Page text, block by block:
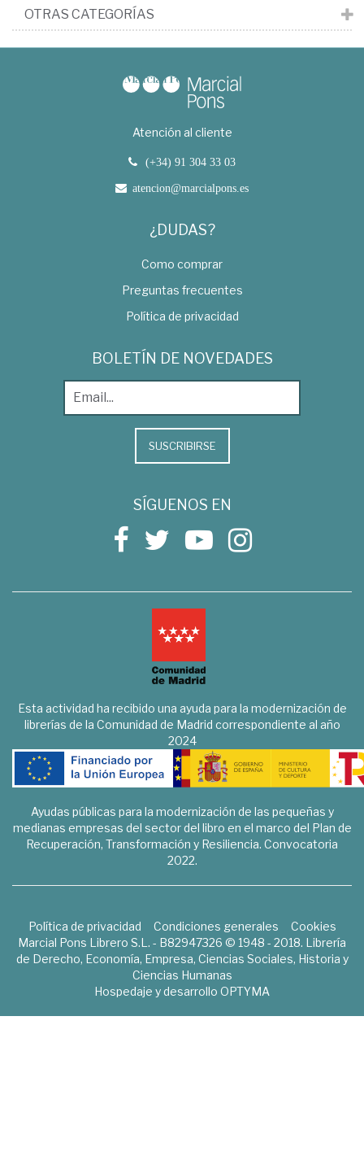
OTRAS CATEGORÍAS
Atención al cliente
(+34) 91 304 33 03
atencion@marcialpons.es
¿DUDAS?
Como comprar
Preguntas frecuentes
Política de privacidad
BOLETÍN DE NOVEDADES
SUSCRIBIRSE
SÍGUENOS EN
Esta actividad ha recibido una ayuda para la modernización de
librerías de la Comunidad de Madrid correspondiente al año
2024
Ayudas públicas para la modernización de las pequeñas y
medianas empresas del sector del libro en el marco del Plan de
Recuperación, Transformación y Resiliencia. Convocatoria
2022.
Política de privacidad Condiciones generales
Cookies
Marcial Pons Librero S.L. - B82947326 © 1948 - 2018. Librería
de Derecho, Economía, Empresa, Ciencias Sociales, Historia y
Ciencias Humanas
Hospedaje y desarrollo OPTYMA